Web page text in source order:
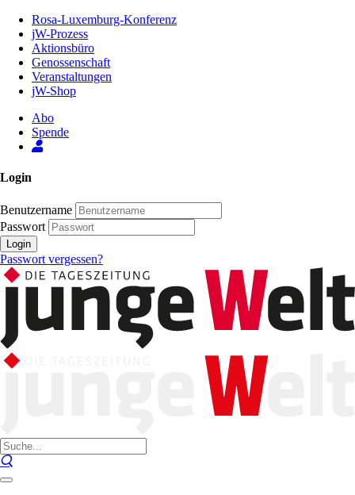
Inhalt
Seite
Rosa-Luxemburg-Konferenz
jW-Prozess
Aktionsbüro
Genossenschaft
Veranstaltungen
jW-Shop
Abo
Spende
Login
Benutzername
Passwort
Login
Passwort vergessen?